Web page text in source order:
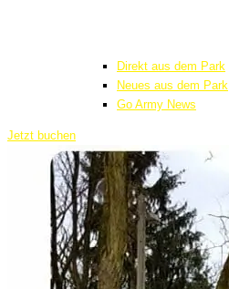
Direkt aus dem Park
Neues aus dem Park
Go Army News
Jetzt buchen